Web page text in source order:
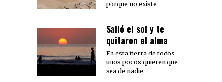
porque no existe
Salió el sol y te
quitaron el alma
En esta tierra de todos
unos pocos quieren que
sea de nadie.